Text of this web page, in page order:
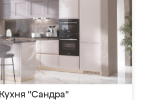
Кухня "Сандра"